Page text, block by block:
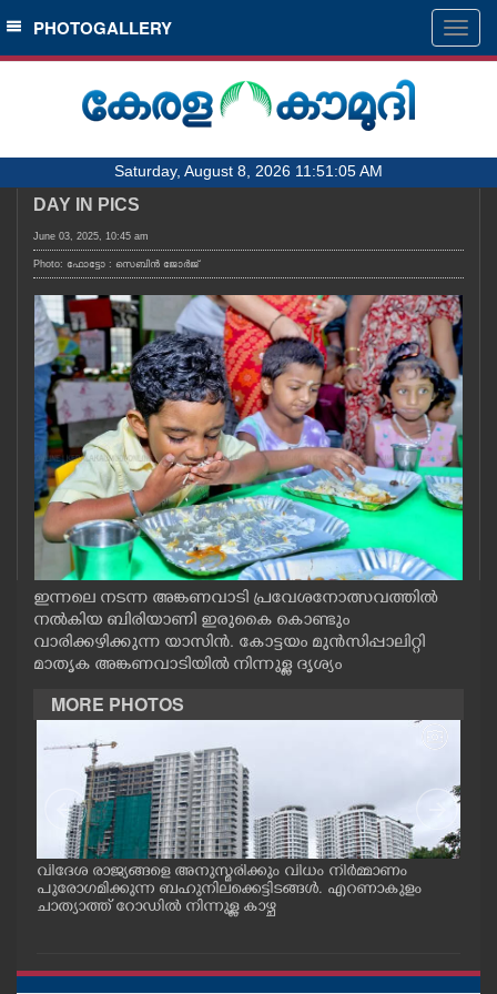
SECTIONS
HOME
NOTIFIED NEWS
KERALA
LOCAL
OBITUARY
NEWS 360
CASE DIARY
CINEMA
OPINION
PHOTOS
LIFESTYLE
SPIRITUAL
INFO+
PHOTOGALLERY
Saturday, August 8, 2026 11:51:05 AM
DAY IN PICS
June 03, 2025, 10:45 am
Photo: ഫോട്ടോ : സെബിൻ ജോർജ്
ഇന്നലെ നടന്ന അങ്കണവാടി പ്രവേശനോത്സവത്തിൽ
നൽകിയ ബിരിയാണി ഇരുകൈ കൊണ്ടും
വാരിക്കഴിക്കുന്ന യാസിൻ. കോട്ടയം മുൻസിപ്പാലിറ്റി
മാതൃക അങ്കണവാടിയിൽ നിന്നുള്ള ദൃശ്യം
MORE PHOTOS
വിദേശ രാജ്യങ്ങളെ അനുസ്മരിക്കും വിധം നിർമ്മാണം
പുരോഗമിക്കുന്ന ബഹുനിലക്കെട്ടിടങ്ങൾ. എറണാകുളം
ചാത്യാത്ത് റോഡിൽ നിന്നുള്ള കാഴ്ച